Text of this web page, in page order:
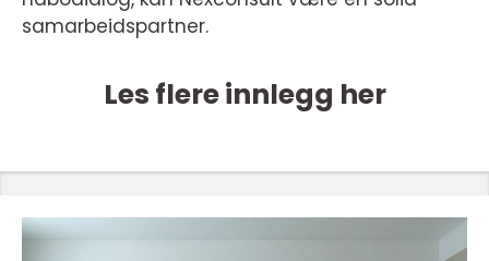
samarbeidspartner.
Les flere innlegg her